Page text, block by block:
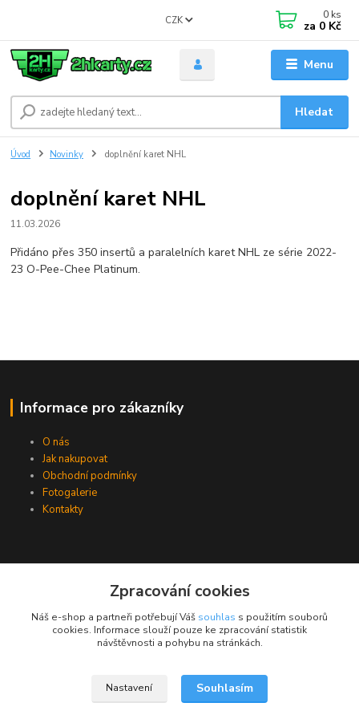
Menu
CZK
Hledat
0 ks
za 0 Kč
Úvod Novinky doplnění karet NHL
doplnění karet NHL
11.03.2026
Přidáno přes 350 insertů a paralelních karet NHL ze série 2022-
23 O-Pee-Chee Platinum.
Informace pro zákazníky
O nás
Jak nakupovat
Obchodní podmínky
Fotogalerie
Kontakty
Upravit sběr cookies.
Zpracování cookies
Náš e-shop a partneři potřebují Váš souhlas s použitím souborů
cookies. Informace slouží pouze ke zpracování statistik
návštěvnosti a pohybu na stránkách.
Nastavení Souhlasím